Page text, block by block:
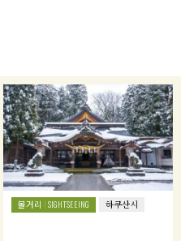
볼거리 SIGHTSEEING 하쿠산시